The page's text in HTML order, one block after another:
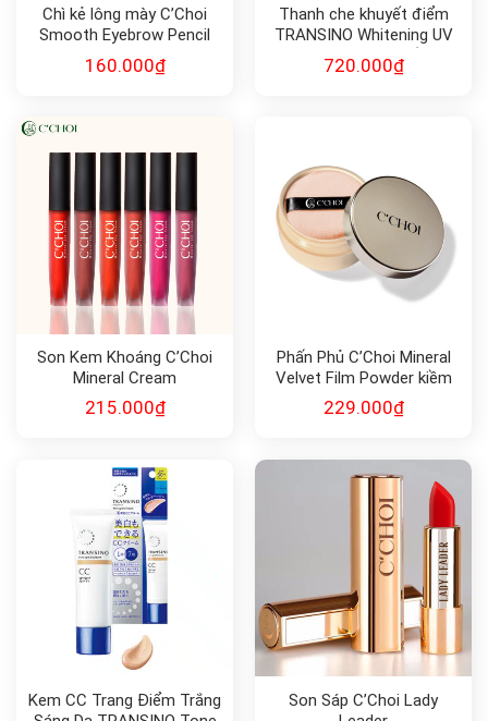
Chì kẻ lông mày C’Choi
Smooth Eyebrow Pencil
160.000₫
Thanh che khuyết điểm
TRANSINO Whitening UV
Concealer (2.5g) chống tia
UV và dưỡng trắng
720.000₫
Son Kem Khoáng C’Choi
Mineral Cream
215.000₫
Phấn Phủ C’Choi Mineral
Velvet Film Powder kiềm
dầu
229.000₫
Kem CC Trang Điểm Trắng
Son Sáp C’Choi Lady